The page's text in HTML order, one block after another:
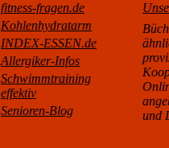
fitness-fragen.de
Kohlenhydratarm
INDEX-ESSEN.de
Allergiker-Infos
Schwimmtraining
effektiv
Senioren-Blog
und